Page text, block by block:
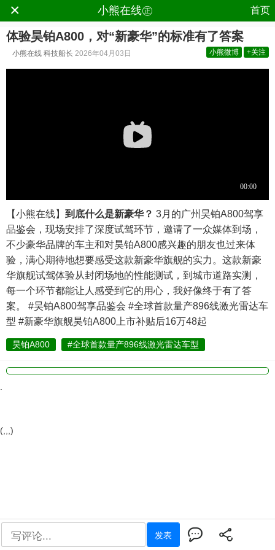
× 小熊在线㊣ 首页
体验昊铂A800，对“新豪华”的标准有了答案
小熊在线 科技船长 2026年04月03日 小熊微博 +关注
【小熊在线】 到底什么是新豪华？ 3月的广州昊铂A800驾享
品鉴会，现场安排了深度试驾环节，邀请了一众媒体到场，
不少豪华品牌的车主和对昊铂A800感兴趣的朋友也过来体
验，满心期待地想要感受这款新豪华旗舰的实力。这款新豪
华旗舰试驾体验从封闭场地的性能测试，到城市道路实测，
每一个环节都能让人感受到它的用心，我好像终于有了答
案。 #昊铂A800驾享品鉴会 #全球首款量产896线激光雷达车
型 #新豪华旗舰昊铂A800上市补贴后16万48起
昊铂A800 #全球首款量产896线激光雷达车型
(,,,)